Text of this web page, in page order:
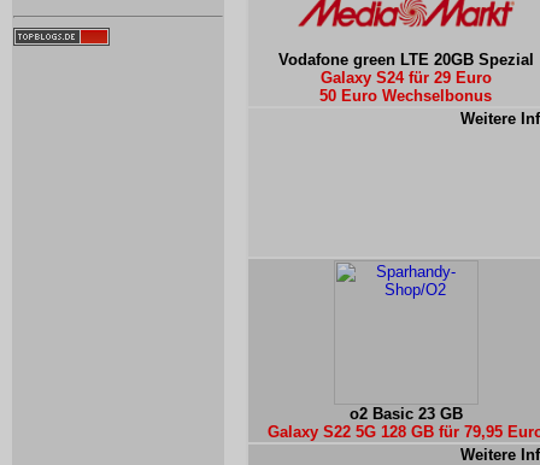
Vodafone green LTE 20GB Spezial
Galaxy S24 für 29 Euro
50 Euro Wechselbonus
Weitere
o2 Basic 23 GB
Galaxy S22 5G 128 GB für 79,95
Weitere